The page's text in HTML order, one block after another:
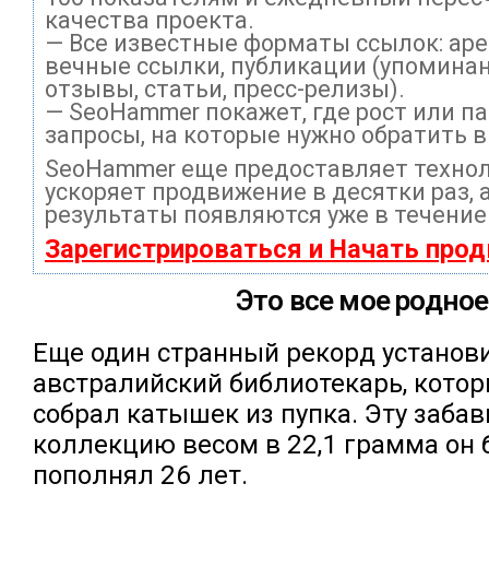
качества проекта.
— Все известные форматы ссылок:
вечные ссылки, публикации
отзывы, статьи, пресс-релизы).
— SeoHammer покажет, где рост или
запросы, на которые нужно обратить
SeoHammer еще предоставляет
ускоряет продвижение в десятки раз,
результаты появляются уже в
Зарегистрироваться и Начать
Это все мое родное
Еще один странный рекорд
австралийский библиотекарь,
собрал катышек из пупка. Эту
коллекцию весом в 22,1 грамма он
пополнял 26 лет.